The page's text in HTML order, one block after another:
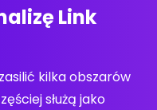
Link
kilka obszarów
służą jako